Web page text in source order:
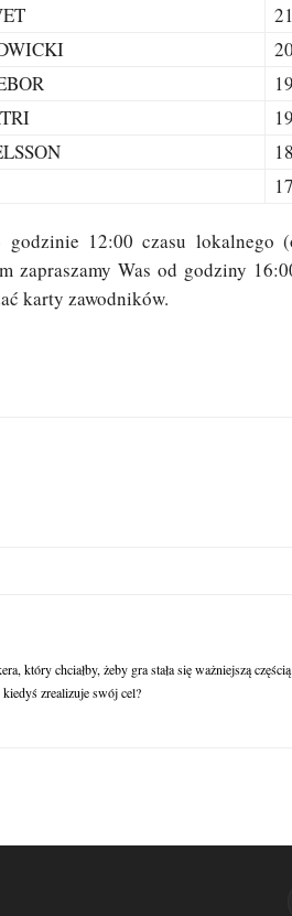
godzinie 12:00 czasu lokalnego
zapraszamy Was od godziny
karty zawodników.
który chciałby, żeby gra stała się ważniejszą
zrealizuje swój cel?